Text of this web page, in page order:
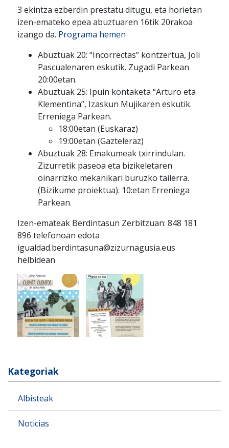
3 ekintza ezberdin prestatu ditugu, eta horietan
izen-emateko epea abuztuaren 16tik 20rakoa
izango da. Programa hemen
Abuztuak 20: “Incorrectas” kontzertua, Joli
Pascualenaren eskutik. Zugadi Parkean
20:00etan.
Abuztuak 25: Ipuin kontaketa “Arturo eta
Klementina”, Izaskun Mujikaren eskutik.
Erreniega Parkean.
18:00etan (Euskaraz)
19:00etan (Gazteleraz)
Abuztuak 28: Emakumeak txirrindulan.
Zizurretik paseoa eta bizikeletaren
oinarrizko mekanikari buruzko tailerra.
(Bizikume proiektua). 10:etan Erreniega
Parkean.
Izen-emateak Berdintasun Zerbitzuan: 848 181
896 telefonoan edota
igualdad.berdintasuna@zizurnagusia.eus
helbidean
Kategoriak
Albisteak
Noticias